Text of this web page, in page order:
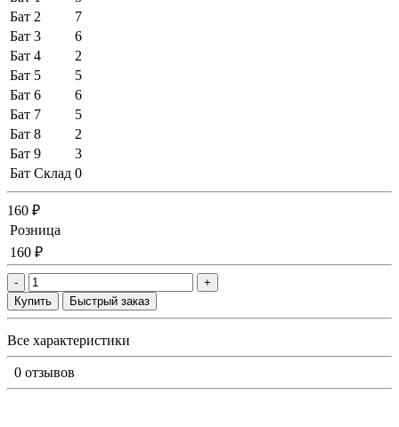
Бат 2
7
Бат 3
6
Бат 4
2
Бат 5
5
Бат 6
6
Бат 7
5
Бат 8
2
Бат 9
3
Бат Склад 0
160 ₽
Розница
160 ₽
-
+
Купить
Быстрый заказ
Все характеристики
0 отзывов